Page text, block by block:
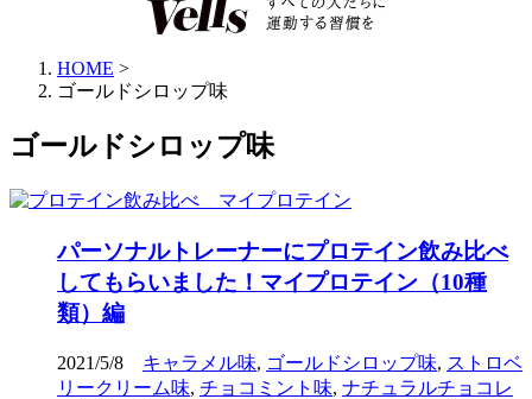
HOME >
ゴールドシロップ味
ゴールドシロップ味
パーソナルトレーナーにプロテイン飲み比べ
してもらいました！マイプロテイン（10種
類）編
2021/5/8 キャラメル味, ゴールドシロップ味, ストロベ
リークリーム味, チョコミント味, ナチュラルチョコレ